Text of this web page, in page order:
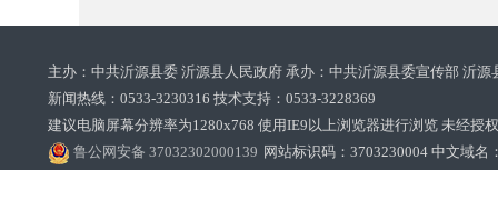
主办：中共沂源县委 沂源县人民政府 承办：中共沂源县委宣传部 沂
新闻热线：0533-3230316 技术支持：0533-3228369‌‌
建议电脑屏幕分辨率为1280x768 使用IE9以上浏览器进行浏览 未经授
鲁公网安备 37032302000139 网站标识码：3703230004 中文域名